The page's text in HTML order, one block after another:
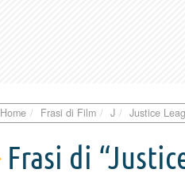
Home Frasi di Film J Justice
Frasi di